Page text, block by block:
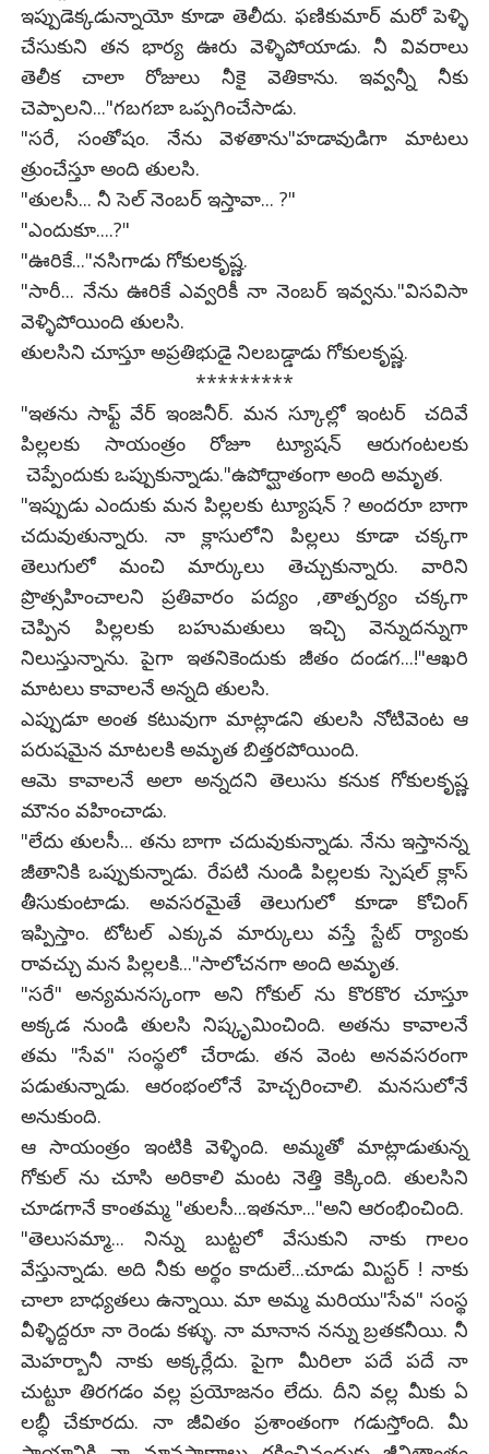
ఇప్పుడెక్కడున్నాయో కూడా తెలీదు. ఫణికుమార్ మరో పెళ్ళి
చేసుకుని తన భార్య ఊరు వెళ్ళిపోయాడు. నీ వివరాలు
తెలీక చాలా రోజులు నీకై వెతికాను. ఇవ్వన్నీ నీకు
చెప్పాలని..."గబగబా ఒప్పగించేసాడు.
"సరే, సంతోషం. నేను వెళతాను"హడావుడిగా మాటలు
త్రుంచేస్తూ అంది తులసి.
"తులసీ... నీ సెల్ నెంబర్ ఇస్తావా... ?"
"ఎందుకూ....?"
"ఊరికే..."నసిగాడు గోకులకృష్ణ.
"సారీ... నేను ఊరికే ఎవ్వరికీ నా నెంబర్ ఇవ్వను."విసవిసా
వెళ్ళిపోయింది తులసి.
తులసిని చూస్తూ అప్రతిభుడై నిలబడ్డాడు గోకులకృష్ణ.
*********
"ఇతను సాఫ్ట్ వేర్ ఇంజనీర్. మన స్కూల్లో ఇంటర్ చదివే
పిల్లలకు సాయంత్రం రోజూ ట్యూషన్ ఆరుగంటలకు
చెప్పేందుకు ఒప్పుకున్నాడు."ఉపోద్ఘాతంగా అంది అమృత.
"ఇప్పుడు ఎందుకు మన పిల్లలకు ట్యూషన్ ? అందరూ బాగా
చదువుతున్నారు. నా క్లాసులోని పిల్లలు కూడా చక్కగా
తెలుగులో మంచి మార్కులు తెచ్చుకున్నారు. వారిని
ప్రొత్సహించాలని ప్రతివారం పద్యం ,తాత్పర్యం చక్కగా
చెప్పిన పిల్లలకు బహుమతులు ఇచ్చి వెన్నుదన్నుగా
నిలుస్తున్నాను. పైగా ఇతనికెందుకు జీతం దండగ...!"ఆఖరి
మాటలు కావాలనే అన్నది తులసి.
ఎప్పుడూ అంత కటువుగా మాట్లాడని తులసి నోటివెంట ఆ
పరుషమైన మాటలకి అమృత బిత్తరపోయింది.
ఆమె కావాలనే అలా అన్నదని తెలుసు కనుక గోకులకృష్ణ
మౌనం వహించాడు.
"లేదు తులసీ... తను బాగా చదువుకున్నాడు. నేను ఇస్తానన్న
జీతానికి ఒప్పుకున్నాడు. రేపటి నుండి పిల్లలకు స్పెషల్ క్లాస్
తీసుకుంటాడు. అవసరమైతే తెలుగులో కూడా కోచింగ్
ఇప్పిస్తాం. టోటల్ ఎక్కువ మార్కులు వస్తే స్టేట్ ర్యాంకు
రావచ్చు మన పిల్లలకి..."సాలోచనగా అంది అమృత.
"సరే" అన్యమనస్కంగా అని గోకుల్ ను కొరకొర చూస్తూ
అక్కడ నుండి తులసి నిష్కృమించింది. అతను కావాలనే
తమ "సేవ" సంస్థలో చేరాడు. తన వెంట అనవసరంగా
పడుతున్నాడు. ఆరంభంలోనే హెచ్చరించాలి. మనసులోనే
అనుకుంది.
ఆ సాయంత్రం ఇంటికి వెళ్ళింది. అమ్మతో మాట్లాడుతున్న
గోకుల్ ను చూసి అరికాలి మంట నెత్తి కెక్కింది. తులసిని
చూడగానే కాంతమ్మ "తులసీ...ఇతనూ..."అని ఆరంభించింది.
"తెలుసమ్మా... నిన్ను బుట్టలో వేసుకుని నాకు గాలం
వేస్తున్నాడు. అది నీకు అర్థం కాదులే...చూడు మిస్టర్ ! నాకు
చాలా బాధ్యతలు ఉన్నాయి. మా అమ్మ మరియు"సేవ" సంస్థ
వీళ్ళిద్దరూ నా రెండు కళ్ళు. నా మానాన నన్ను బ్రతకనీయి. నీ
మెహర్బానీ నాకు అక్కర్లేదు. పైగా మీరిలా పదే పదే నా
చుట్టూ తిరగడం వల్ల ప్రయోజనం లేదు. దీని వల్ల మీకు ఏ
లబ్ధీ చేకూరదు. నా జీవితం ప్రశాంతంగా గడుస్తోంది. మీ